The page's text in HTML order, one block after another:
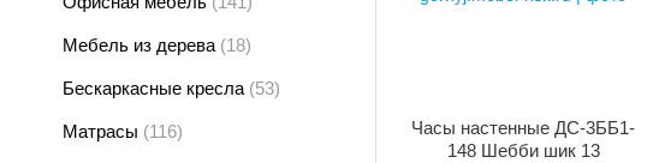
Мебель из дерева (18)
Бескаркасные кресла (53)
Матрасы (116)
Часы настенные ДС-3ББ1-
148 Шебби шик 13